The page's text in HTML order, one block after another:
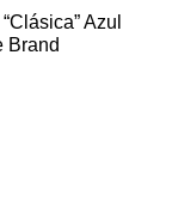
Azul
Brand